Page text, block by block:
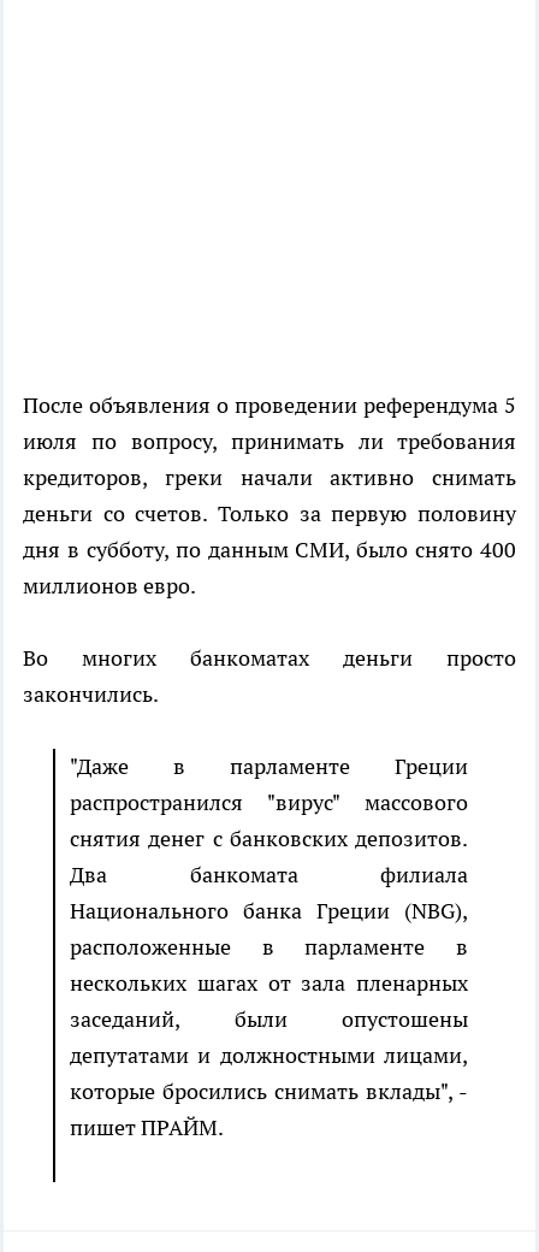
После объявления о проведении референдума 5
июля по вопросу, принимать ли требования
кредиторов, греки начали активно снимать
деньги со счетов. Только за первую половину
дня в субботу, по данным СМИ, было снято 400
миллионов евро.
Во многих банкоматах деньги просто
закончились.
"Даже в парламенте Греции
распространился "вирус" массового
снятия денег с банковских депозитов.
Два банкомата филиала
Национального банка Греции (NBG),
расположенные в парламенте в
нескольких шагах от зала пленарных
заседаний, были опустошены
депутатами и должностными лицами,
которые бросились снимать вклады", -
пишет ПРАЙМ.